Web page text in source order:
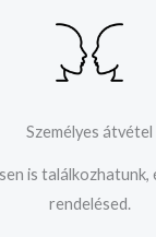
Személyes átvétel
is találkozhatunk,
rendelésed.